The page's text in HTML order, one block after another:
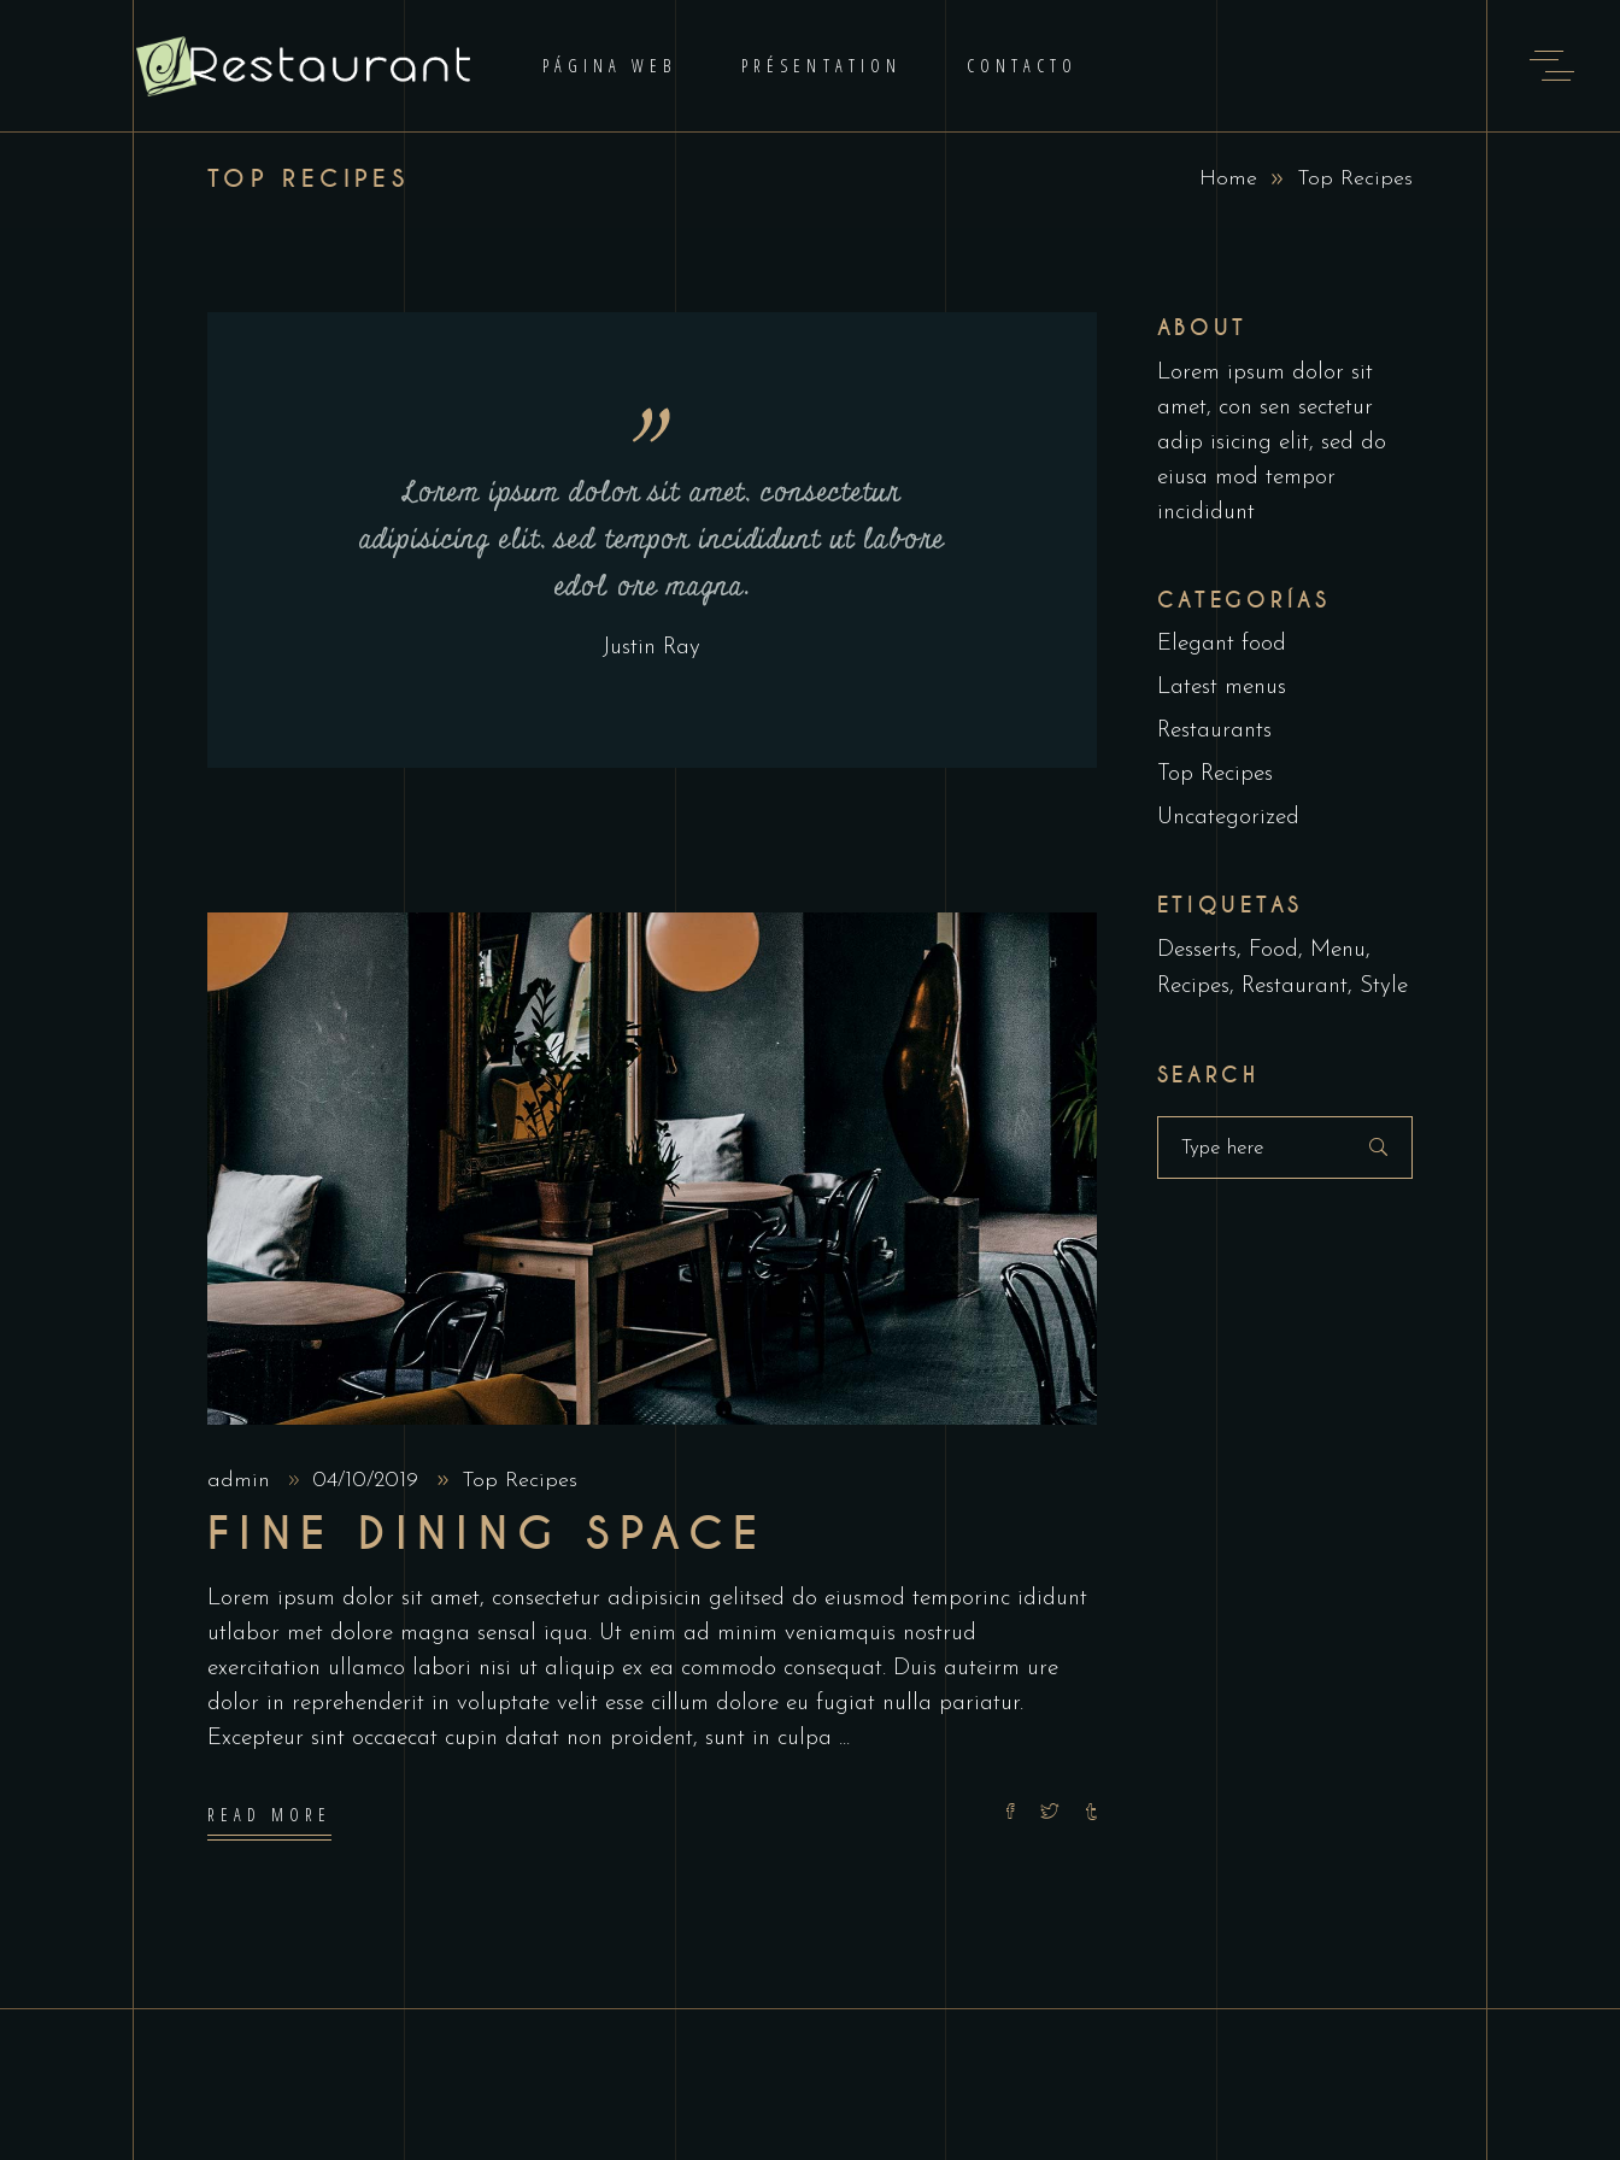
PÁGINA WEB PRÉSENTATION CONTACTO
TOP RECIPES Home Top Recipes
Lorem ipsum dolor sit amet, consectetur
adipisicing elit, sed tempor incididunt ut labore
edol ore magna.
Justin Ray
admin 04/10/2019 Top Recipes
FINE DINING SPACE
Lorem ipsum dolor sit amet, consectetur adipisicin gelitsed do eiusmod temporinc ididunt
utlabor met dolore magna sensal iqua. Ut enim ad minim veniamquis nostrud
exercitation ullamco labori nisi ut aliquip ex ea commodo consequat. Duis auteirm ure
dolor in reprehenderit in voluptate velit esse cillum dolore eu fugiat nulla pariatur.
Excepteur sint occaecat cupin datat non proident, sunt in culpa
READ MORE
ABOUT
Lorem ipsum dolor sit
amet, con sen sectetur
adip isicing elit, sed do
eiusa mod tempor
incididunt
CATEGORÍAS
Elegant food
Latest menus
Restaurants
Top Recipes
Uncategorized
ETIQUETAS
Desserts Food
Menu
Recipes
Restaurant Style
SEARCH